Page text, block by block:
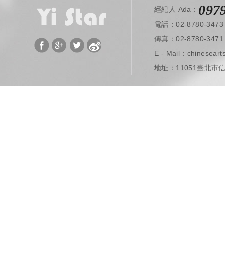
經紀人 Ada：
電話：02-8780-3473
​ 傳真：02-8780-3471
E - Mail：
地址：11051臺北市